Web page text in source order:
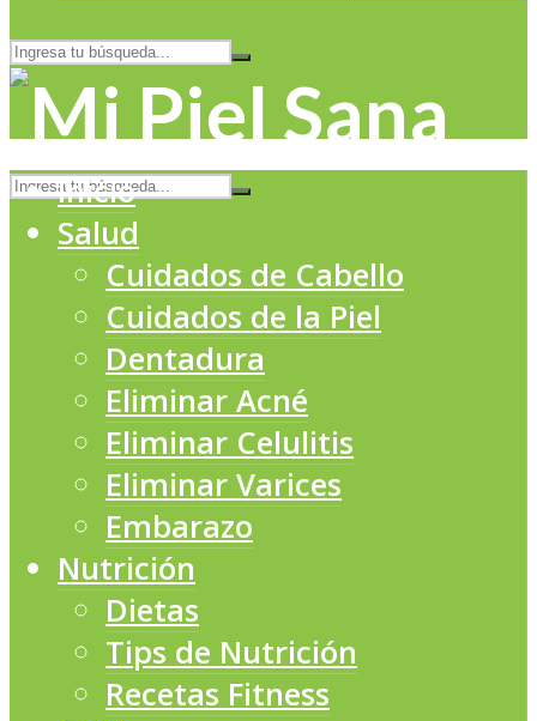
Inicio
Salud
Cuidados de Cabello
Cuidados de la Piel
Dentadura
Eliminar Acné
Eliminar Celulitis
Eliminar Varices
Embarazo
Nutrición
Dietas
Tips de Nutrición
Recetas Fitness